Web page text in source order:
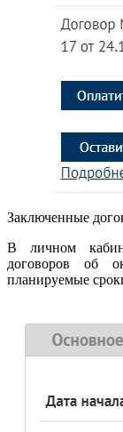
Заключенные
В личном
договоров об
планируемые